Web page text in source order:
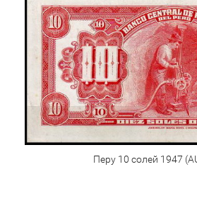
Перу 10 солей 1947